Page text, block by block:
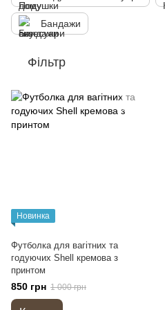
Бандажи
Фільтр
Новинка
Футболка для вагітних та
годуючих Shell кремова з
принтом
850 грн 1 000 грн